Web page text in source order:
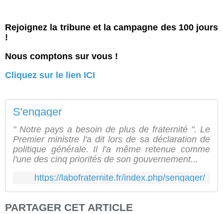
Rejoignez la tribune et la campagne des 100 jours
!
Nous comptons sur vous !
Cliquez sur le lien ICI
S'engager
" Notre pays a besoin de plus de fraternité ". Le
Premier ministre l'a dit lors de sa déclaration de
politique générale. Il l'a même retenue comme
l'une des cinq priorités de son gouvernement...
https://labofraternite.fr/index.php/sengager/
PARTAGER CET ARTICLE